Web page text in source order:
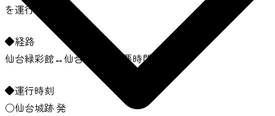
を運行します。
◆経路
仙台緑彩館↔仙台城跡（所要時間約15分）
◆運行時刻
○仙台城跡 発